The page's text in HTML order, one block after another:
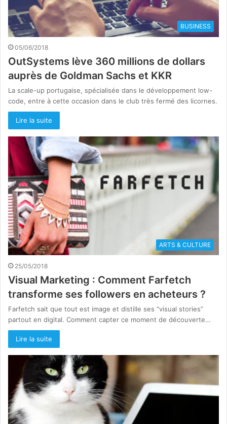
BUSINESS
05/06/2018
OutSystems lève 360 millions de dollars
auprès de Goldman Sachs et KKR
La scale-up portugaise, spécialisée dans le développement low-
code, entre à cette occasion dans le club très fermé des licornes.
Lire la suite
ARTS & CULTURE
25/05/2018
Visual Marketing : Comment Farfetch
transforme ses followers en acheteurs ?
Farfetch sait que tout est image et distille ses “visual stories”
partout en digital. Comment capter ce moment de découverte…
Lire la suite